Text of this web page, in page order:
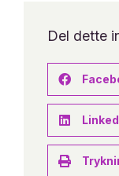
Del dette